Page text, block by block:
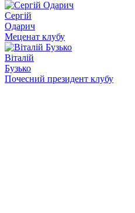
Сергій
Одарич
Меценат клубу
Віталій
Бузько
Почесний президент клубу